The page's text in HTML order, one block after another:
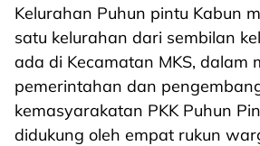
Kelurahan Puhun pintu Kabun
satu kelurahan dari sembilan
ada di Kecamatan MKS, dalam
pemerintahan dan
kemasyarakatan PKK Puhun
didukung oleh empat rukun